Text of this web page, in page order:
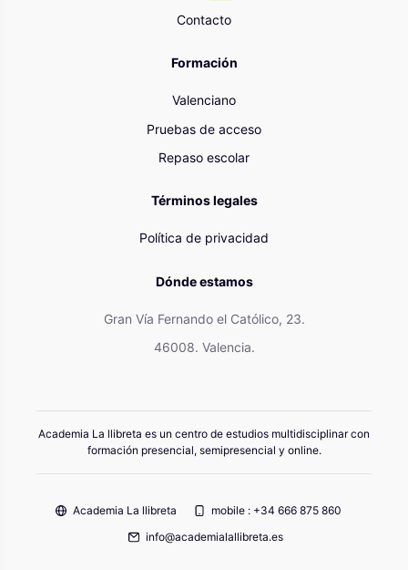
Contacto
Formación
Valenciano
Pruebas de acceso
Repaso escolar
Términos legales
Política de privacidad
Dónde estamos
Gran Vía Fernando el Católico, 23.
46008. Valencia.
Academia La llibreta es un centro de estudios multidisciplinar con
formación presencial, semipresencial y online.
Academia La llibreta
mobile : +34 666 875 860
info@academialallibreta.es